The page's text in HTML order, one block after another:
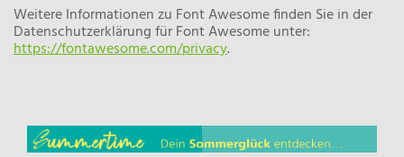
Weitere Informationen zu Font Awesome finden Sie in der
Datenschutzerklärung für Font Awesome unter:
https://fontawesome.com/privacy.